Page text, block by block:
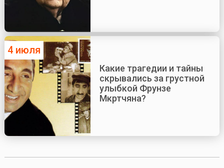
4 июля
Какие трагедии и тайны
скрывались за грустной
улыбкой Фрунзе
Мкртчяна?